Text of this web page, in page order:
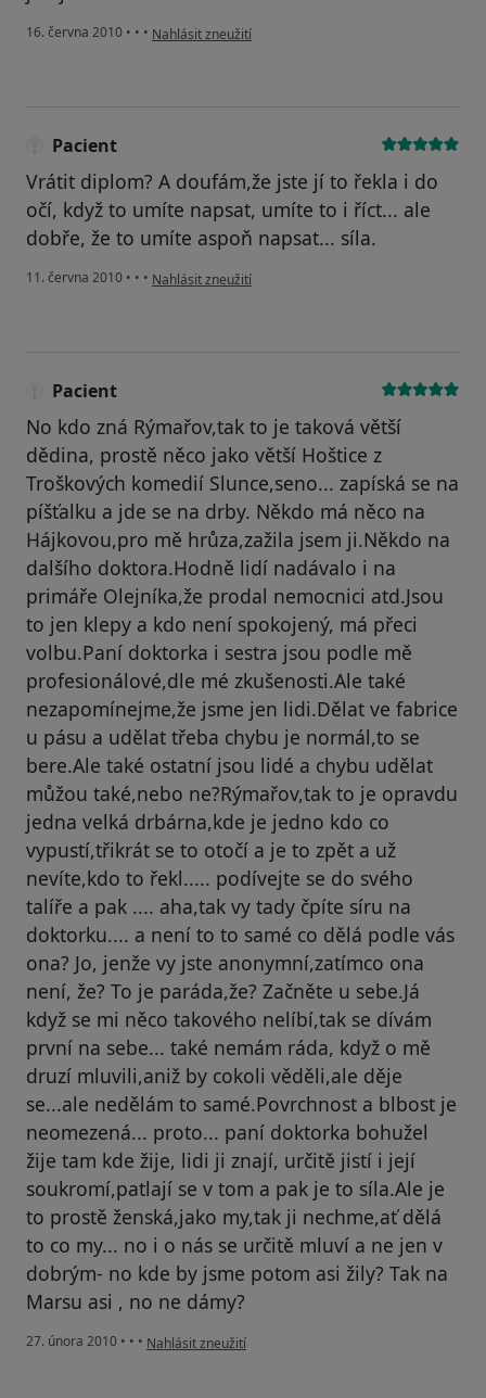
16. června 2010 • • • podle názoru uživatele Pacient
Nahlásit zneužití
Pacient
Vrátit diplom? A doufám,že jste jí to řekla i do
očí, když to umíte napsat, umíte to i říct... ale
dobře, že to umíte aspoň napsat... síla.
11. června 2010 • • • podle názoru uživatele Pacient
Nahlásit zneužití
Pacient
No kdo zná Rýmařov,tak to je taková větší
dědina, prostě něco jako větší Hoštice z
Troškových komedií Slunce,seno... zapíská se na
píšťalku a jde se na drby. Někdo má něco na
Hájkovou,pro mě hrůza,zažila jsem ji.Někdo na
dalšího doktora.Hodně lidí nadávalo i na
primáře Olejníka,že prodal nemocnici atd.Jsou
to jen klepy a kdo není spokojený, má přeci
volbu.Paní doktorka i sestra jsou podle mě
profesionálové,dle mé zkušenosti.Ale také
nezapomínejme,že jsme jen lidi.Dělat ve fabrice
u pásu a udělat třeba chybu je normál,to se
bere.Ale také ostatní jsou lidé a chybu udělat
můžou také,nebo ne?Rýmařov,tak to je opravdu
jedna velká drbárna,kde je jedno kdo co
vypustí,třikrát se to otočí a je to zpět a už
nevíte,kdo to řekl..... podívejte se do svého
talíře a pak .... aha,tak vy tady čpíte síru na
doktorku.... a není to to samé co dělá podle vás
ona? Jo, jenže vy jste anonymní,zatímco ona
není, že? To je paráda,že? Začněte u sebe.Já
když se mi něco takového nelíbí,tak se dívám
první na sebe... také nemám ráda, když o mě
druzí mluvili,aniž by cokoli věděli,ale děje
se...ale nedělám to samé.Povrchnost a blbost je
neomezená... proto... paní doktorka bohužel
žije tam kde žije, lidi ji znají, určitě jistí i její
soukromí,patlají se v tom a pak je to síla.Ale je
to prostě ženská,jako my,tak ji nechme,ať dělá
to co my... no i o nás se určitě mluví a ne jen v
dobrým- no kde by jsme potom asi žily? Tak na
Marsu asi , no ne dámy?
27. února 2010 • • • podle názoru uživatele Pacient
Nahlásit zneužití